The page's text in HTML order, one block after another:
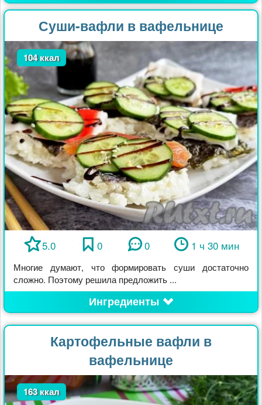
Суши-вафли в вафельнице
104 ккал
5.0 0 0 1 ч 30 мин
Многие думают, что формировать суши достаточно
сложно. Поэтому решила предложить ...
Ингредиенты
Картофельные вафли в
вафельнице
163 ккал